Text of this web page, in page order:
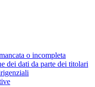
o incompleta
dei dati da parte dei titolari